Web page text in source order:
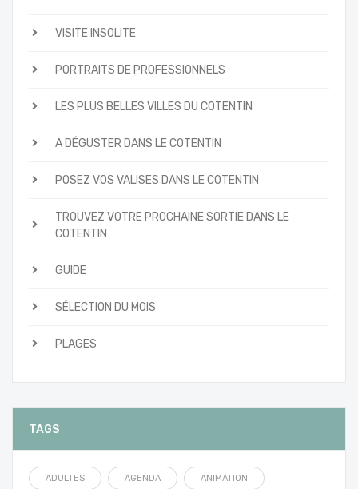
VISITE INSOLITE
PORTRAITS DE PROFESSIONNELS
LES PLUS BELLES VILLES DU COTENTIN
A DÉGUSTER DANS LE COTENTIN
POSEZ VOS VALISES DANS LE COTENTIN
TROUVEZ VOTRE PROCHAINE SORTIE DANS LE
COTENTIN
GUIDE
SÉLECTION DU MOIS
PLAGES
TAGS
ADULTES AGENDA ANIMATION